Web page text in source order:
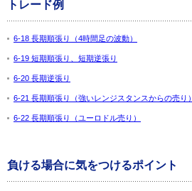
トレード例
6-18 長期順張り（4時間足の波動）
6-19 短期順張り、短期逆張り
6-20 長期逆張り
6-21 長期順張り（強いレンジスタンスからの売り）
6-22 長期順張り（ユーロドル売り）
負ける場合に気をつけるポイント